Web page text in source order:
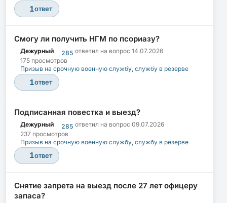
1ответ
Смогу ли получить НГМ по псориазу?
Дежурный 285 ответил на вопрос 14.07.2026
175 просмотров
Призыв на срочную военную службу, службу в резерве
1ответ
Подписанная повестка и выезд?
Дежурный 285 ответил на вопрос 09.07.2026
237 просмотров
Призыв на срочную военную службу, службу в резерве
1ответ
Снятие запрета на выезд после 27 лет офицеру
запаса?